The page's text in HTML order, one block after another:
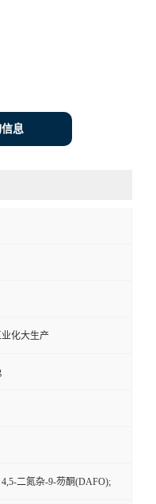
息
化大生产
二氮杂-9-芴酮(DAFO);